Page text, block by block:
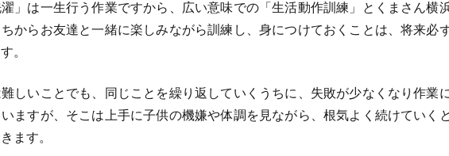
は一生行う作業ですから、広い意味での「生活動作訓練」とくまさん横
からお友達と一緒に楽しみながら訓練し、身につけておくことは、将来必
。
いことでも、同じことを繰り返していくうちに、失敗が少なくなり作業
ますが、そこは上手に子供の機嫌や体調を見ながら、根気よく続けていく
ます。